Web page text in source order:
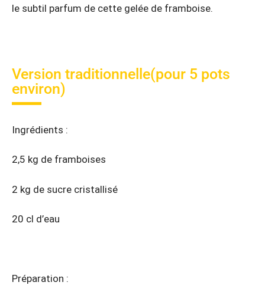
le subtil parfum de cette gelée de framboise.
Version traditionnelle(pour 5 pots
environ)
Ingrédients :
2,5 kg de framboises
2 kg de sucre cristallisé
20 cl d’eau
Préparation :